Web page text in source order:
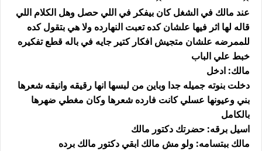
عند مالك في الشغل كان بيفكر في اللي حصل وهل الكلام اللي
قاله لها اثر فيها علشان كده تعبت النهارده ولا هي بتقول كده
للممرضه علشان متجيش افكار كتير جايه في باله قطع تفكيره
خبط علي الباب
مالك: ادخل
دخلت بنوته جميله جدا وباين من لبسها انها رقيقه وانيقه شعرها
بني وعيونها عسلي كانت فارده شعرها وكان مغطي ضهرها
بالكامل
اسيل برقه: حضرتك دكتور مالك
مالك ببتسامه: ولو مش مالك ابقي دكتور مالك برده